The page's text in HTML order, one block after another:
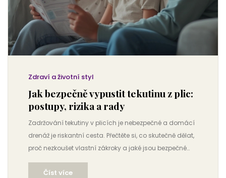
Zdraví a životní styl
Jak bezpečně vypustit tekutinu z plic:
postupy, rizika a rady
Zadržování tekutiny v plicích je nebezpečné a domácí
drenáž je riskantní cesta. Přečtěte si, co skutečně dělat,
proč nezkoušet vlastní zákroky a jaké jsou bezpečné
alternativy.
Číst více